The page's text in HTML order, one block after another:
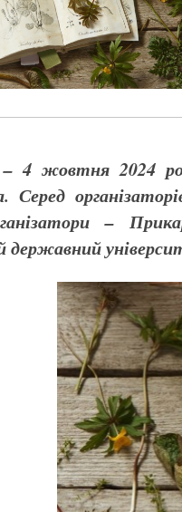
4 жовтня 2024
Серед
–
державний